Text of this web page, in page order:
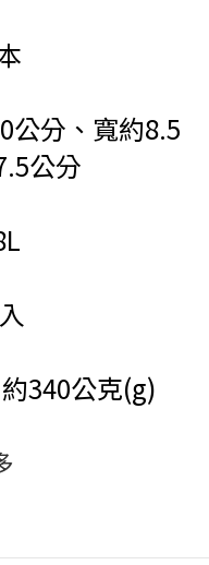
公分、寬約8.5
公分
340公克(g)